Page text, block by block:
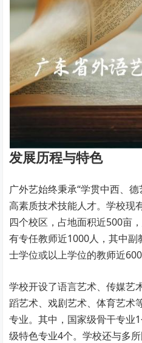
发展历程与特色
广外艺始终秉承“学贯中西、
高素质技术技能人才。学校现
四个校区，占地面积近500亩
有专任教师近1000人，其中
士学位或以上学位的教师近600
学校开设了语言艺术、传媒艺
蹈艺术、戏剧艺术、体育艺术
专业。其中，国家级骨干专业
级特色专业4个。学校还与多